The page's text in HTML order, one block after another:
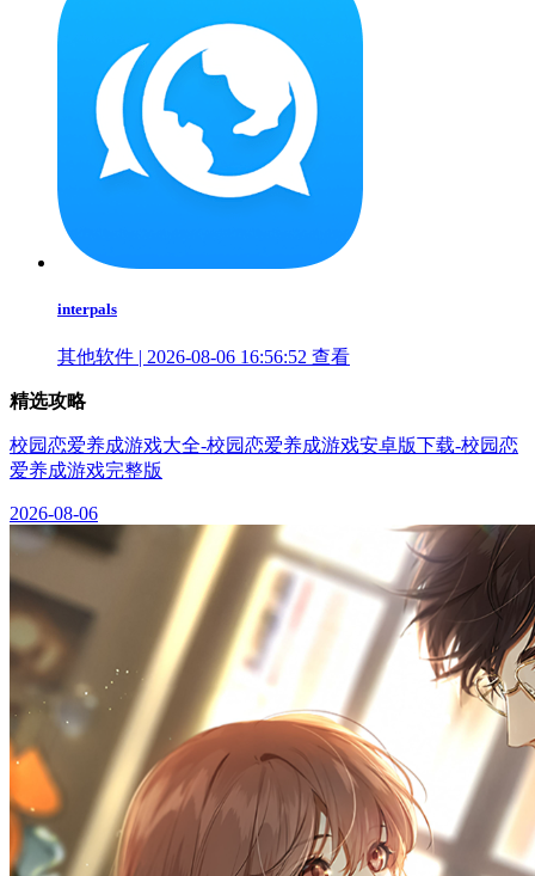
interpals
其他软件 | 2026-08-06 16:56:52 查看
精选攻略
校园恋爱养成游戏大全-校园恋爱养成游戏安卓版下载-校园恋
爱养成游戏完整版
2026-08-06